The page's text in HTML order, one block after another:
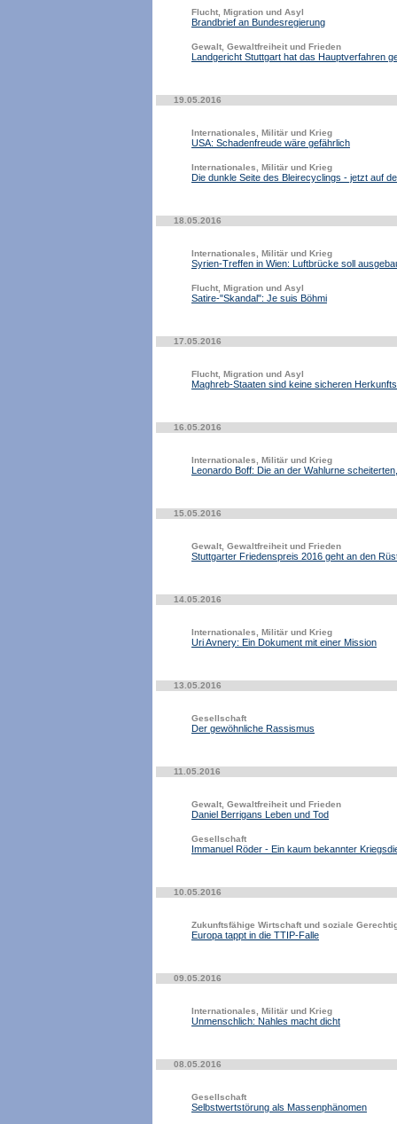
Flucht, Migration und Asyl
Brandbrief an Bundesregierung
Gewalt, Gewaltfreiheit und Frieden
Landgericht Stuttgart hat das Hauptverfahren
19.05.2016
Internationales, Militär und Krieg
USA: Schadenfreude wäre gefährlich
Internationales, Militär und Krieg
Die dunkle Seite des Bleirecyclings - jetzt auf
18.05.2016
Internationales, Militär und Krieg
Syrien-Treffen in Wien: Luftbrücke soll
Flucht, Migration und Asyl
Satire-"Skandal": Je suis Böhmi
17.05.2016
Flucht, Migration und Asyl
Maghreb-Staaten sind keine sicheren
16.05.2016
Internationales, Militär und Krieg
Leonardo Boff: Die an der Wahlurne
15.05.2016
Gewalt, Gewaltfreiheit und Frieden
Stuttgarter Friedenspreis 2016 geht an den
14.05.2016
Internationales, Militär und Krieg
Uri Avnery: Ein Dokument mit einer Mission
13.05.2016
Gesellschaft
Der gewöhnliche Rassismus
11.05.2016
Gewalt, Gewaltfreiheit und Frieden
Daniel Berrigans Leben und Tod
Gesellschaft
Immanuel Röder - Ein kaum bekannter
10.05.2016
Zukunftsfähige Wirtschaft und soziale
Europa tappt in die TTIP-Falle
09.05.2016
Internationales, Militär und Krieg
Unmenschlich: Nahles macht dicht
08.05.2016
Gesellschaft
Selbstwertstörung als Massenphänomen